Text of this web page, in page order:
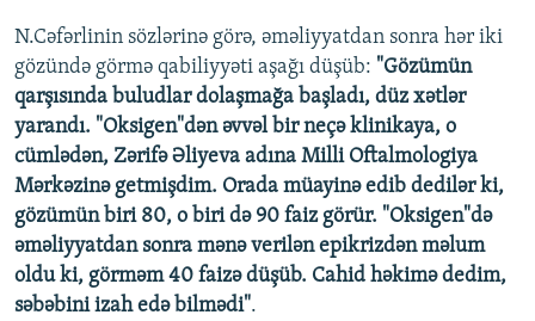
N.Cəfərlinin sözlərinə görə, əməliyyatdan sonra hər iki
gözündə görmə qabiliyyəti aşağı düşüb: "Gözümün
qarşısında buludlar dolaşmağa başladı, düz xətlər
yarandı. "Oksigen"dən əvvəl bir neçə klinikaya, o
cümlədən, Zərifə Əliyeva adına Milli Oftalmologiya
Mərkəzinə getmişdim. Orada müayinə edib dedilər ki,
gözümün biri 80, o biri də 90 faiz görür. "Oksigen"də
əməliyyatdan sonra mənə verilən epikrizdən məlum
oldu ki, görməm 40 faizə düşüb. Cahid həkimə dedim,
səbəbini izah edə bilmədi".